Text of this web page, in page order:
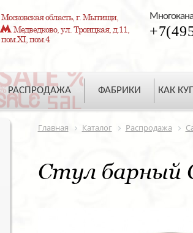
Московская область, г. Мытищи,
Медведково, ул. Троицкая, д.11,
пом.XI, пом.4
РАСПРОДАЖА ФАБРИКИ КАК
Главная Каталог Распродажа
Стул барный